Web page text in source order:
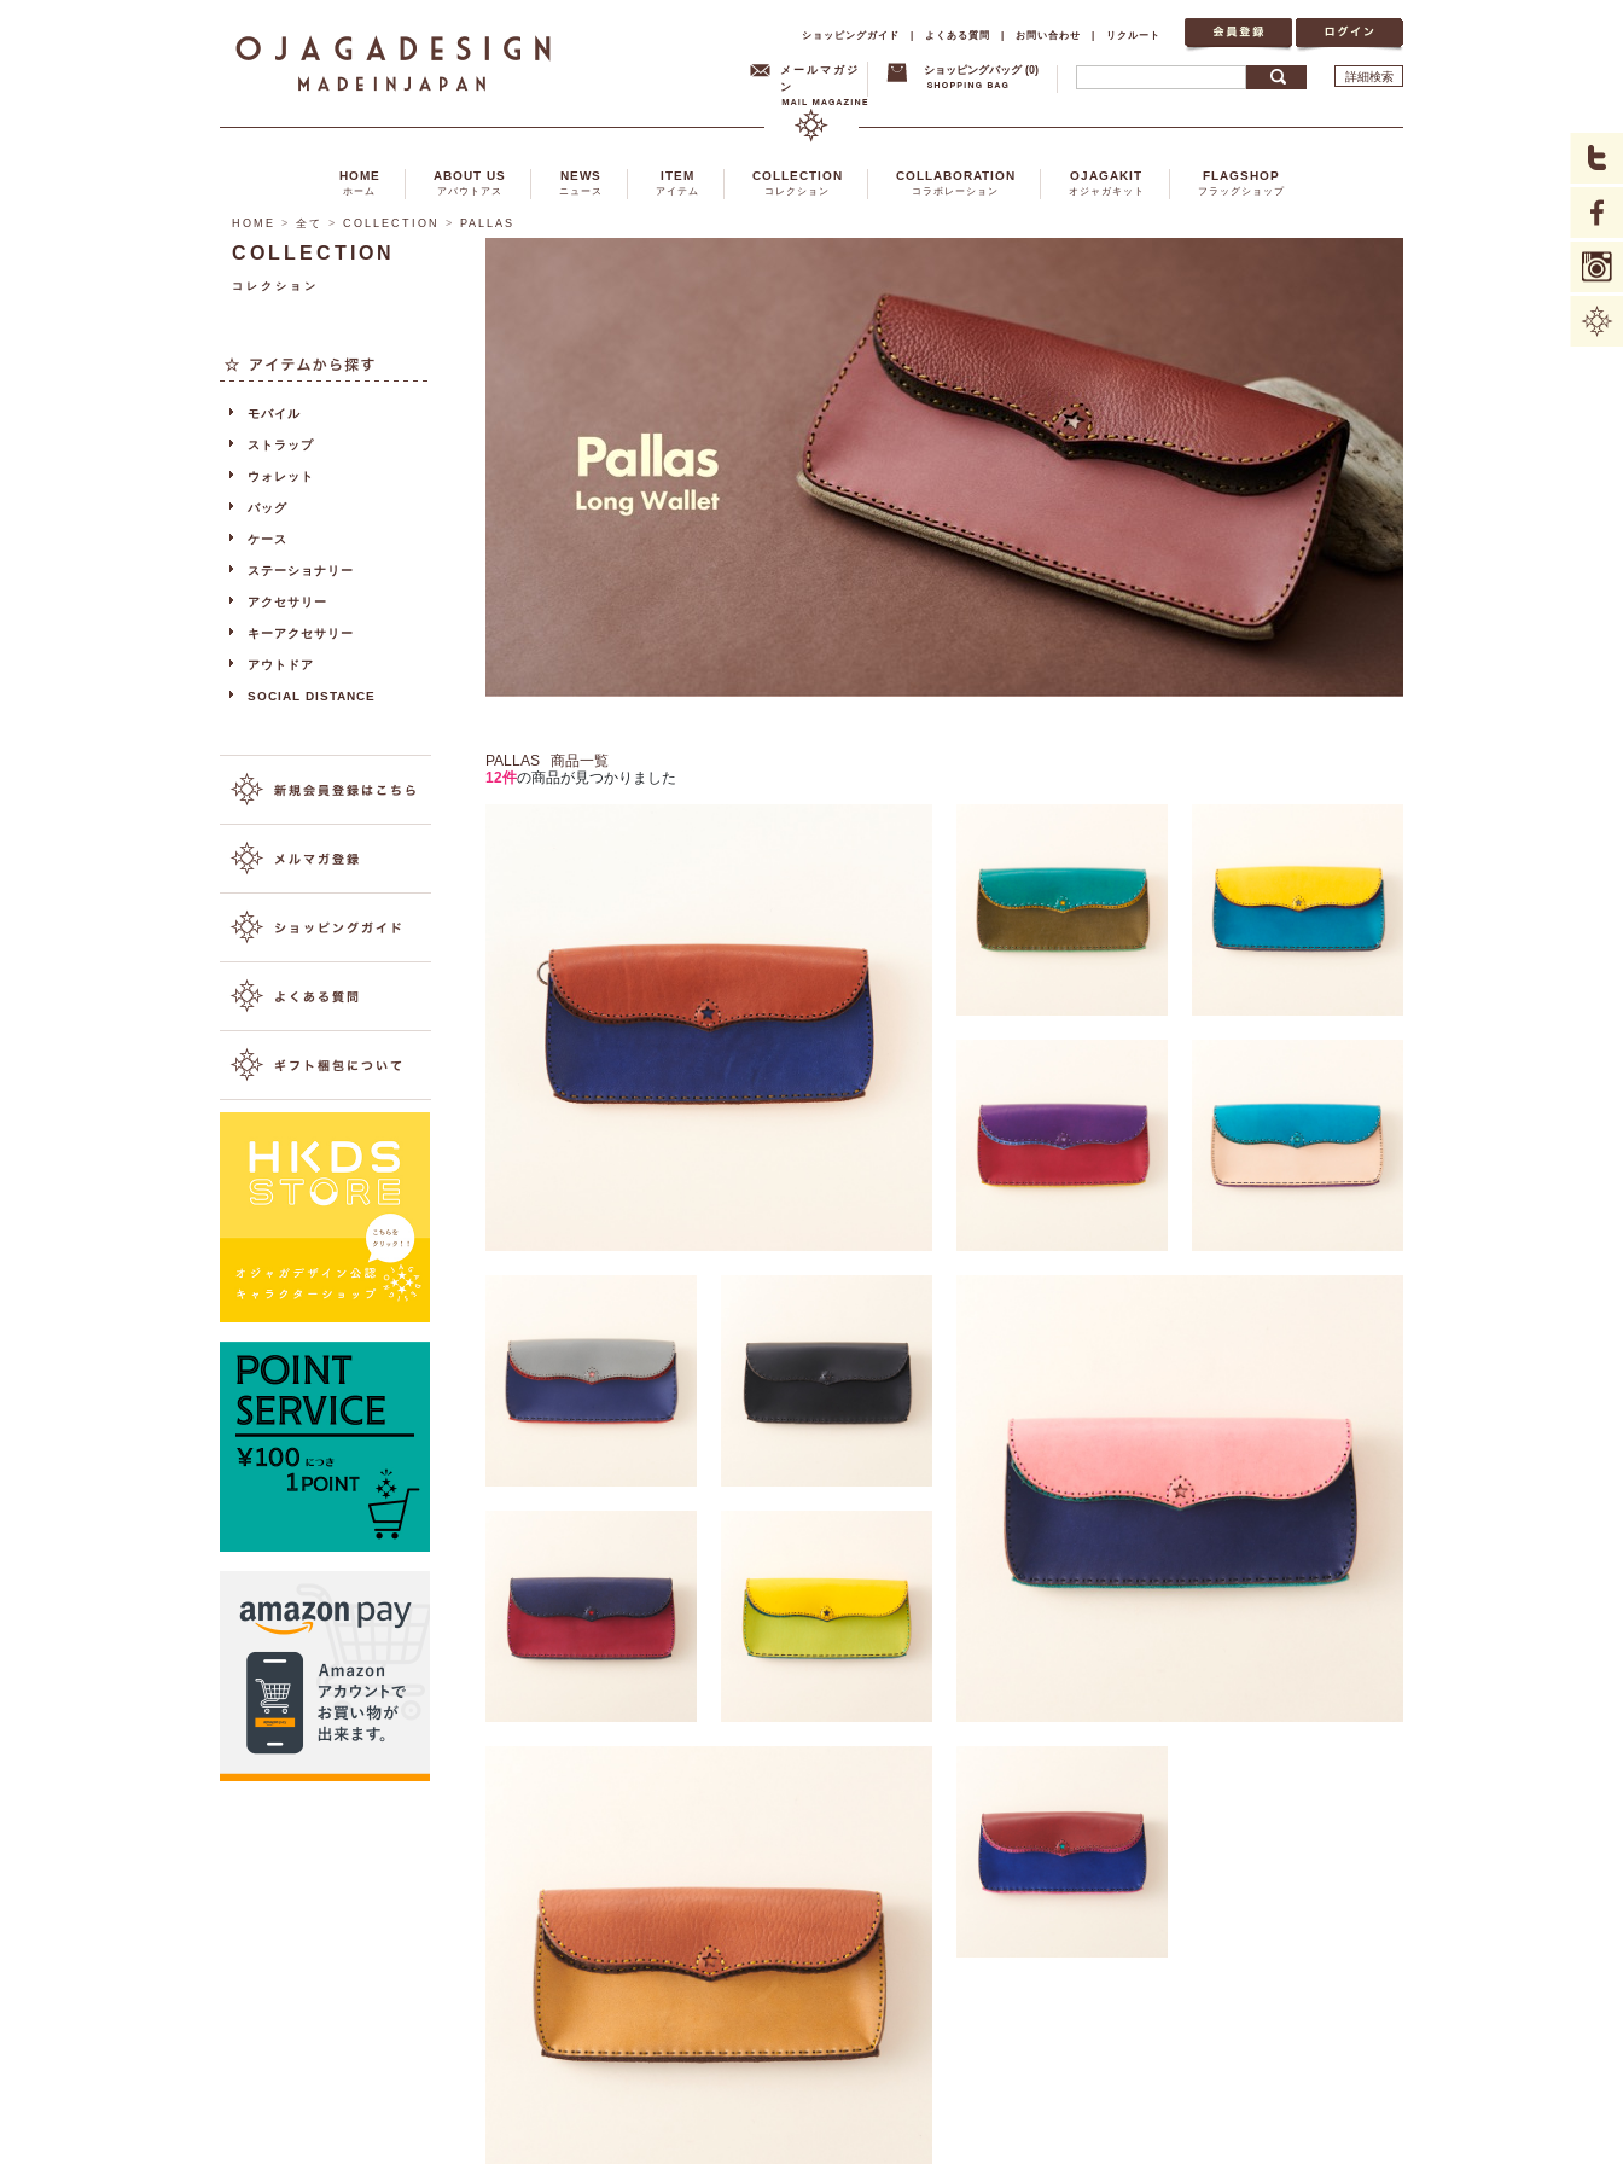
ショッピングガイド | よくある質問 | お問い合わせ | リクルート
メールマガジ
ン
ショッピングバッグ (0) 詳細検索
HOME
ホーム
ABOUT US
アバウトアス
NEWS
ニュース
ITEM
アイテム
COLLECTION
コレクション
COLLABORATION
コラボレーション
OJAGAKIT
オジャガキット
FLAGSHOP
フラッグショップ
HOME > 全て > COLLECTION > PALLAS
PALLAS 商品一覧
12件の商品が見つかりました
PALLAS
COLLECTION
コレクション
モバイル
ストラップ
ウォレット
バッグ
ケース
ステーショナリー
アクセサリー
キーアクセサリー
アウトドア
SOCIAL DISTANCE